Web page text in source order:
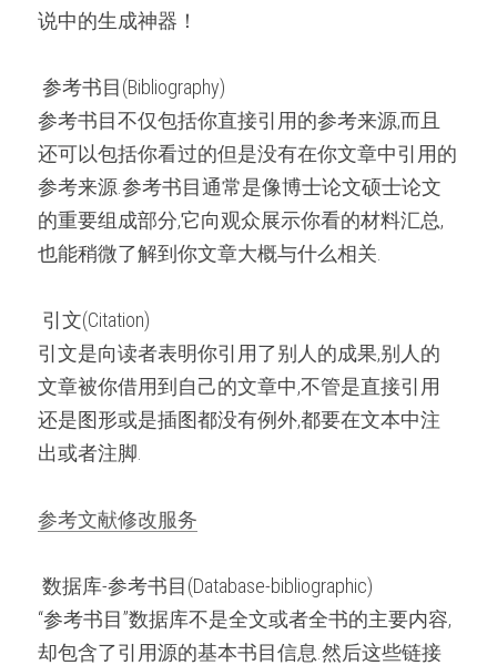
说中的生成神器！
参考书目(Bibliography)
参考书目不仅包括你直接引用的参考来源,而且
还可以包括你看过的但是没有在你文章中引用的
参考来源.参考书目通常是像博士论文硕士论文
的重要组成部分,它向观众展示你看的材料汇总,
也能稍微了解到你文章大概与什么相关.
引文(Citation)
引文是向读者表明你引用了别人的成果,别人的
文章被你借用到自己的文章中,不管是直接引用
还是图形或是插图都没有例外,都要在文本中注
出或者注脚.
参考文献修改服务
数据库-参考书目(Database-bibliographic)
“参考书目”数据库不是全文或者全书的主要内容,
却包含了引用源的基本书目信息.然后这些链接